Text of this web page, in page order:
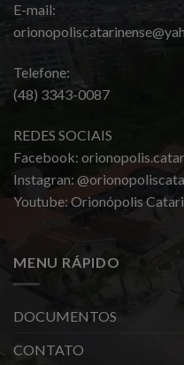
E-mail:
Telefone:
(48) 3343-0087
REDES SOCIAIS
Facebook:
Instagran:
Youtube: Orionópolis
MENU RÁPIDO
DOCUMENTOS
CONTATO